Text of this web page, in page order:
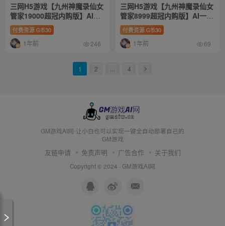
三网H5游戏【九州神魔录仙女
管家19000超冠内购版】AI一
键全自动搭建+Linux手工服务
端+转表工具+管理后台+GM加
币授权后台+全物品ID+简易安
付费资源 G币30
1年前 246
三网H5游戏【九州神魔录仙女
管家8999超冠内购版】AI一键
全自动+Linux手工服务端+转
表工具+管理后台+GM加币授
权后台+简易安卓客户端+详细
付费资源 G币30
1年前 69
1 2 4
GM游戏AI网-让小白也可以实现一键全自动部署自己的
GM游戏
友链申请 免责声明 广告合作 关于我们
Copyright © 2024 · GM游戏AI网